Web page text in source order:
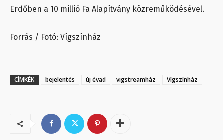
Erdőben a 10 millió Fa Alapítvány közreműködésével.
Forrás / Fotó: Vígszínház
CÍMKÉK bejelentés új évad vigstreamház Vígszínház